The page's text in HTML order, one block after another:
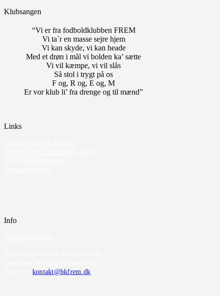
Klubsangen
“Vi er fra fodboldklubben FREM
Vi ta`r en masse sejre hjem
Vi kan skyde, vi kan heade
Med et drøn i mål vi bolden ka’ sætte
Vi vil kæmpe, vi vil slås
Så stol i trygt på os
F og, R og, E og, M
Er vor klub li’ fra drenge og til mænd”
Links
Info
kontakt@bkfrem.dk